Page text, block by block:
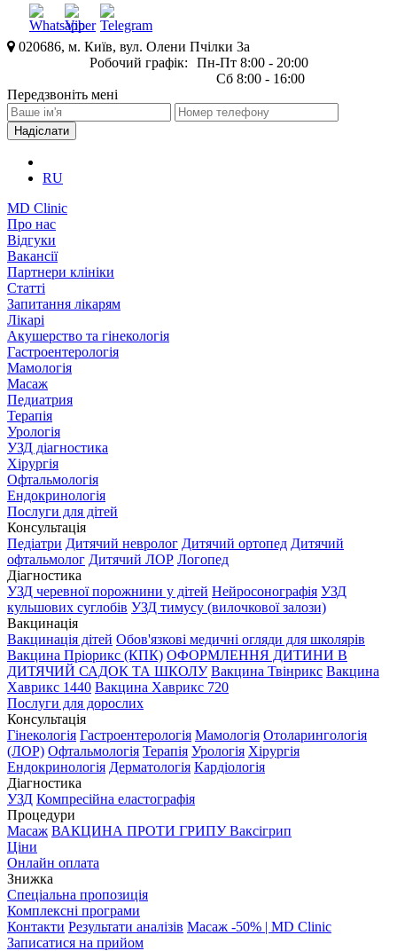
020686, м. Київ, вул. Олени Пчілки 3а
Робочий графік:
Пн-Пт 8:00 - 20:00
Сб 8:00 - 16:00
Передзвоніть мені
RU
MD Clinic
Про нас
Відгуки
Вакансії
Партнери клініки
Статті
Запитання лікарям
Лікарі
Акушерство та гінекологія
Гастроентерологія
Мамологія
Масаж
Педиатрия
Терапія
Урологія
УЗД діагностика
Хірургія
Офтальмологія
Ендокринологія
Послуги для дітей
Консультація
Педіатри Дитячий невролог Дитячий ортопед Дитячий
офтальмолог Дитячий ЛОР Логопед
Діагностика
УЗД черевної порожнини у дітей Нейросонографія УЗД
кульшових суглобів УЗД тимусу (вилочкової залози)
Вакцинація
Вакцинація дітей Обов'язкові медичні огляди для школярів
Вакцина Пріорикс (КПК) ОФОРМЛЕННЯ ДИТИНИ В
ДИТЯЧИЙ САДОК ТА ШКОЛУ Вакцина Твінрикс Вакцина
Хаврикс 1440 Вакцина Хаврикс 720
Послуги для дорослих
Консультація
Гінекологія Гастроентерологія Мамологія Отоларингологія
(ЛОР) Офтальмологія Терапія Урологія Хірургія
Ендокринологія Дерматологія Кардіологія
Діагностика
УЗД Компресійна еластографія
Процедури
Масаж ВАКЦИНА ПРОТИ ГРИПУ Ваксігрип
Ціни
Онлайн оплата
Знижка
Спеціальна пропозиція
Комплексні програми
Контакти Результати аналізів Масаж -50% | MD Clinic
Записатися на прийом